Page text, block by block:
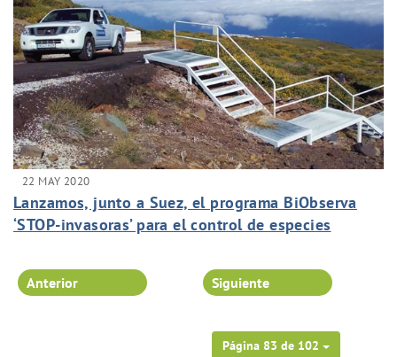
22 MAY 2020
Lanzamos, junto a Suez, el programa BiObserva
‘STOP-invasoras’ para el control de especies
Página 83 de 102
Anterior Siguiente